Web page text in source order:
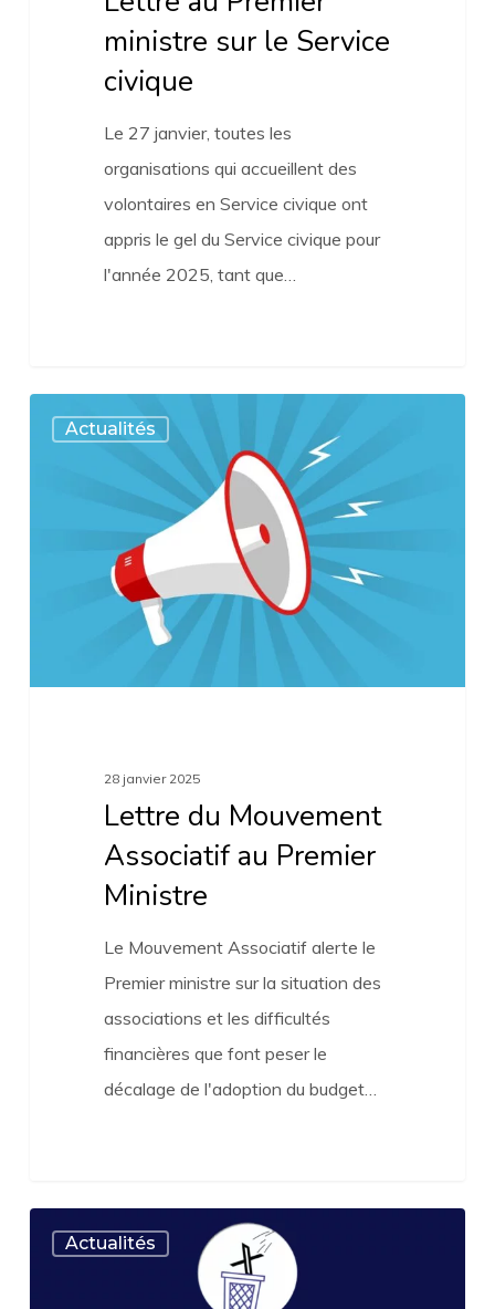
ministre sur le Service
civique
Le 27 janvier, toutes les
organisations qui accueillent des
volontaires en Service civique ont
appris le gel du Service civique pour
l'année 2025, tant que…
Lettre
Actualités
28 janvier 2025
Lettre du Mouvement
Associatif au Premier
Ministre
Le Mouvement Associatif alerte le
Premier ministre sur la situation des
associations et les difficultés
financières que font peser le
décalage de l'adoption du budget…
MAdIF
Actualités